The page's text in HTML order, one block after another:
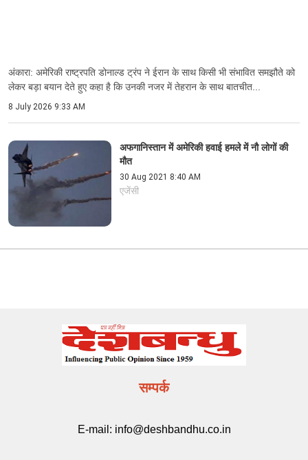
अंकारा: अमेरिकी राष्ट्रपति डोनाल्ड ट्रंप ने ईरान के साथ किसी भी संभावित समझौते को
लेकर बड़ा बयान देते हुए कहा है कि उनकी नजर में तेहरान के साथ बातचीत...
8 July 2026 9:33 AM
अफगानिस्तान में अमेरिकी हवाई हमले में नौ लोगों की
मौत
30 Aug 2021 8:40 AM
एजेंसी
सम्पर्क
E-mail: info@deshbandhu.co.in